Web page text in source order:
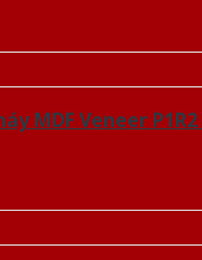
MDF Veneer